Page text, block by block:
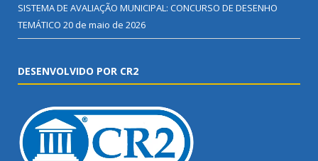
SISTEMA DE AVALIAÇÃO MUNICIPAL: CONCURSO DE DESENHO
TEMÁTICO 20 de maio de 2026
DESENVOLVIDO POR CR2